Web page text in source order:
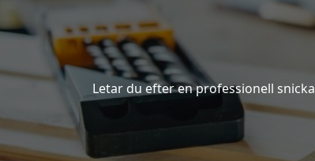
Letar du efter en professionell